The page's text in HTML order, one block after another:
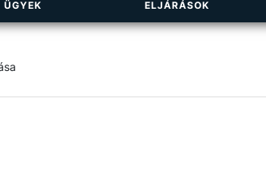
ÜGYEK
ELJÁRÁSOK